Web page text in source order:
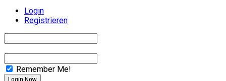
Login
Registrieren
Remember Me!